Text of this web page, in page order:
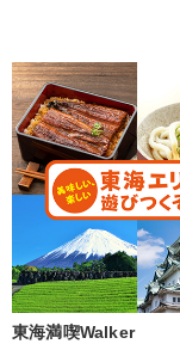
東海満喫Walker